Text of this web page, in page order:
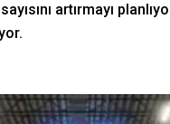
artırmayı